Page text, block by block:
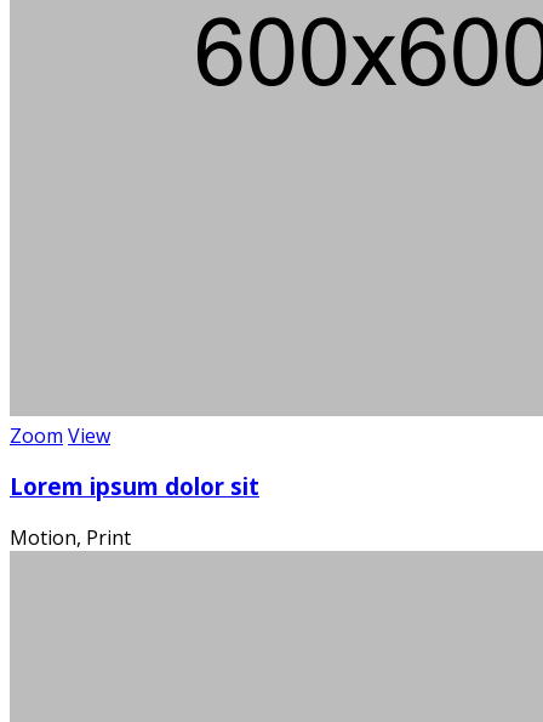
Zoom View
Lorem ipsum dolor sit
Motion, Print